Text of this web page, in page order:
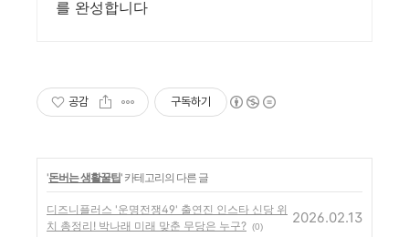
를 완성합니다
공감 구독하기
'돈버는 생활꿀팁' 카테고리의 다른 글
디즈니플러스 '운명전쟁49' 출연진 인스타 신당 위
치 총정리! 박나래 미래 맞춘 무당은 누구? (0)
2026.02.13